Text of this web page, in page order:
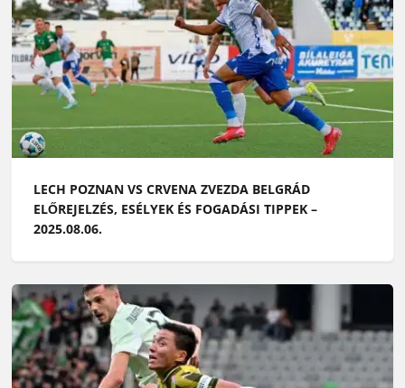
LECH POZNAN VS CRVENA ZVEZDA BELGRÁD
ELŐREJELZÉS, ESÉLYEK ÉS FOGADÁSI TIPPEK –
2025.08.06.